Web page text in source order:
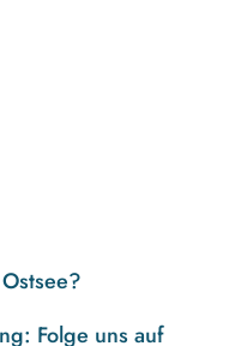
Folge uns auf